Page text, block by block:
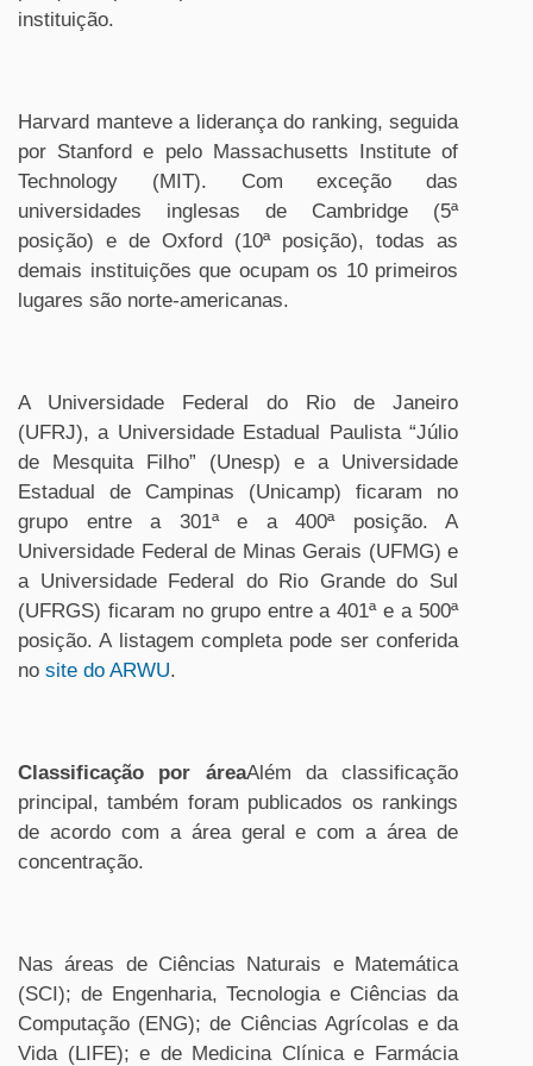
instituição.
Harvard manteve a liderança do ranking, seguida
por Stanford e pelo Massachusetts Institute of
Technology (MIT). Com exceção das
universidades inglesas de Cambridge (5ª
posição) e de Oxford (10ª posição), todas as
demais instituições que ocupam os 10 primeiros
lugares são norte-americanas.
A Universidade Federal do Rio de Janeiro
(UFRJ), a Universidade Estadual Paulista “Júlio
de Mesquita Filho” (Unesp) e a Universidade
Estadual de Campinas (Unicamp) ficaram no
grupo entre a 301ª e a 400ª posição. A
Universidade Federal de Minas Gerais (UFMG) e
a Universidade Federal do Rio Grande do Sul
(UFRGS) ficaram no grupo entre a 401ª e a 500ª
posição. A listagem completa pode ser conferida
no site do ARWU.
Classificação por áreaAlém da classificação
principal, também foram publicados os rankings
de acordo com a área geral e com a área de
concentração.
Nas áreas de Ciências Naturais e Matemática
(SCI); de Engenharia, Tecnologia e Ciências da
Computação (ENG); de Ciências Agrícolas e da
Vida (LIFE); e de Medicina Clínica e Farmácia